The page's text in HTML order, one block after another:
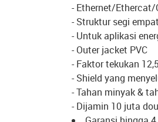
- Ethernet/Ethercat/
- Struktur segi
- Untuk aplikasi
- Outer jacket PVC
- Faktor tekukan
- Shield yang
- Tahan minyak &
- Dijamin 10 juta